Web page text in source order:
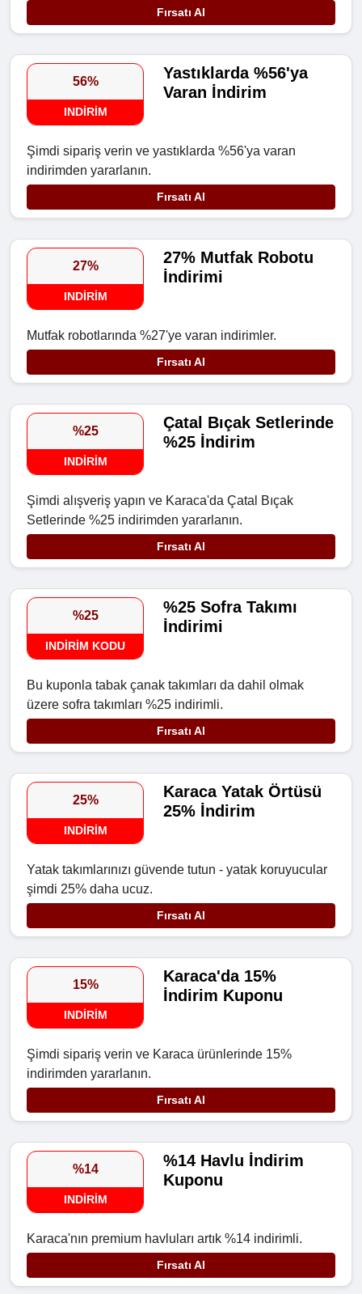
Fırsatı Al
56%
INDIRIM
Yastıklarda %56'ya
Varan İndirim
Şimdi sipariş verin ve yastıklarda %56'ya varan
indirimden yararlanın.
Fırsatı Al
27%
INDIRIM
27% Mutfak Robotu
İndirimi
Mutfak robotlarında %27'ye varan indirimler.
Fırsatı Al
%25
INDIRIM
Çatal Bıçak Setlerinde
%25 İndirim
Şimdi alışveriş yapın ve Karaca'da Çatal Bıçak
Setlerinde %25 indirimden yararlanın.
Fırsatı Al
%25
INDIRIM KODU
%25 Sofra Takımı
İndirimi
Bu kuponla tabak çanak takımları da dahil olmak
üzere sofra takımları %25 indirimli.
Fırsatı Al
25%
INDIRIM
Karaca Yatak Örtüsü
25% İndirim
Yatak takımlarınızı güvende tutun - yatak koruyucular
şimdi 25% daha ucuz.
Fırsatı Al
15%
INDIRIM
Karaca'da 15%
İndirim Kuponu
Şimdi sipariş verin ve Karaca ürünlerinde 15%
indirimden yararlanın.
Fırsatı Al
%14
INDIRIM
%14 Havlu İndirim
Kuponu
Karaca'nın premium havluları artık %14 indirimli.
Fırsatı Al